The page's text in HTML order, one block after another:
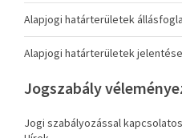
Alapjogi határterületek
Alapjogi határterületek
Jogszabály
Jogi szabályozással